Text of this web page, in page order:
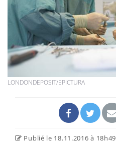
LONDONDEPOSIT/EPICTURA
Publié le 18.11.2016 à 18h49